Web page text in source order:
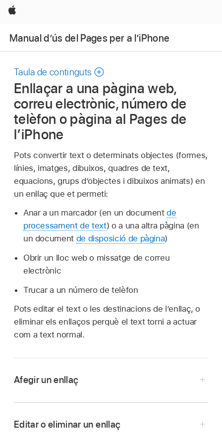
Apple
Manual d’ús del Pages per a l’iPhone
Taula de continguts
Enllaçar a una pàgina web,
correu electrònic, número de
telèfon o pàgina al Pages de
l’iPhone
Pots convertir text o determinats objectes (formes,
línies, imatges, dibuixos, quadres de text,
equacions, grups d’objectes i dibuixos animats) en
un enllaç que et permeti:
Anar a un marcador (en un documentde
processament de text) o a una altra pàgina (en
un document de disposició de pàgina)
Obrir un lloc web o missatge de correu
electrònic
Trucar a un número de telèfon
Pots editar el text o les destinacions de l’enllaç, o
eliminar els enllaços perquè el text torni a actuar
com a text normal.
Afegir un enllaç
(“Pàgina web”, “Correu electrònic”, “Número de
Editar o eliminar un enllaç